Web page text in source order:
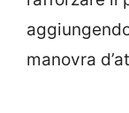
manovra